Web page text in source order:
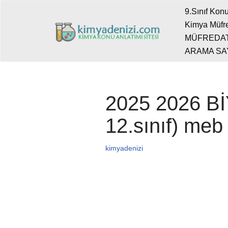
9.Sınıf
Kimya
ARAMA
2025 2026
12.sınıf) meb
kimyadenizi